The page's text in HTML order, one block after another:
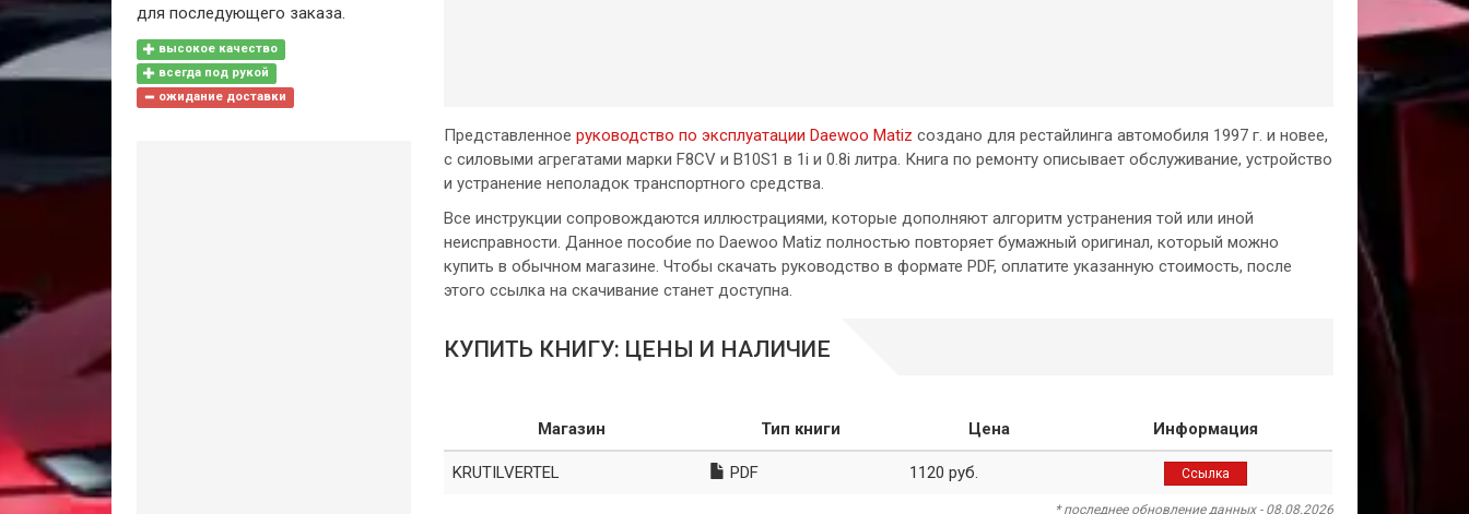
Представленное руководство по эксплуатации Daewoo Matiz создано для рестайлинга автомобиля 1997 г. и новее,
с силовыми агрегатами марки F8CV и B10S1 в 1i и 0.8i литра. Книга по ремонту описывает обслуживание, устройство
и устранение неполадок транспортного средства.
Все инструкции сопровождаются иллюстрациями, которые дополняют алгоритм устранения той или иной
неисправности. Данное пособие по Daewoo Matiz полностью повторяет бумажный оригинал, который можно
купить в обычном магазине. Чтобы скачать руководство в формате PDF, оплатите указанную стоимость, после
этого ссылка на скачивание станет доступна.
КУПИТЬ КНИГУ: ЦЕНЫ И НАЛИЧИЕ
Магазин Тип книги Цена Информация
KRUTILVERTEL PDF 1120 руб. Ссылка
* последнее обновление данных - 08.08.2026
для последующего заказа.
высокое качество
всегда под рукой
ожидание доставки